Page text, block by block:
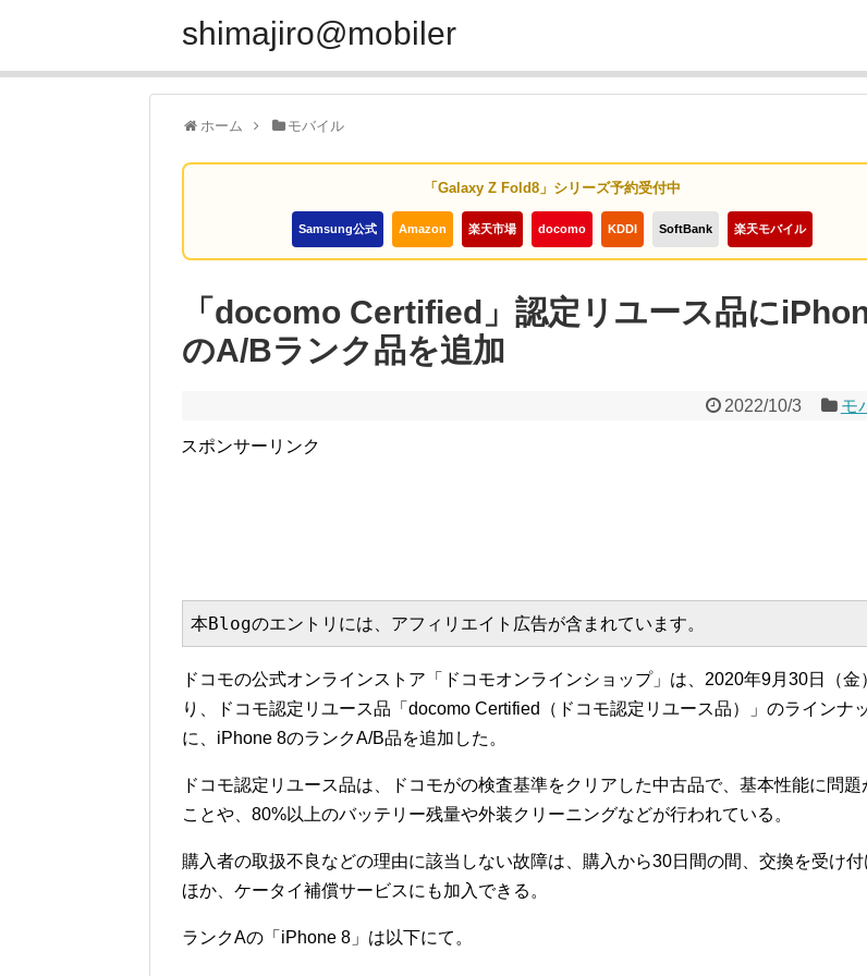
shimajiro@mobiler
ホーム モバイル
「Galaxy Z Fold8」シリーズ予約受付中
Samsung公式 Amazon 楽天市場 docomo KDDI SoftBank 楽天モバイル
「docomo Certified」認定リユース品に
のA/Bランク品を追加
2022/10/3 モ
スポンサーリンク
本Blogのエントリには、アフィリエイト広告が含まれています。
ドコモの公式オンラインストア「ドコモオンラインショップ」は、2020年9月30日（金
り、ドコモ認定リユース品「docomo Certified（ドコモ認定リユース品）」のラインナ
に、iPhone 8のランクA/B品を追加した。
ドコモ認定リユース品は、ドコモがの検査基準をクリアした中古品で、基本性能に問題
ことや、80%以上のバッテリー残量や外装クリーニングなどが行われている。
購入者の取扱不良などの理由に該当しない故障は、購入から30日間の間、交換を受け付
ほか、ケータイ補償サービスにも加入できる。
ランクAの「iPhone 8」は以下にて。